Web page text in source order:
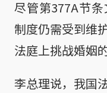
尽管第377A节
制度仍需受到维
法庭上挑战婚姻
李总理说，我国